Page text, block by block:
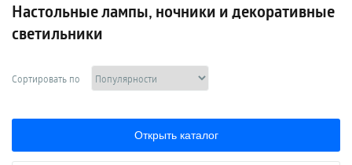
Настольные лампы, ночники и декоративные
светильники
Сортировать по
Открыть каталог